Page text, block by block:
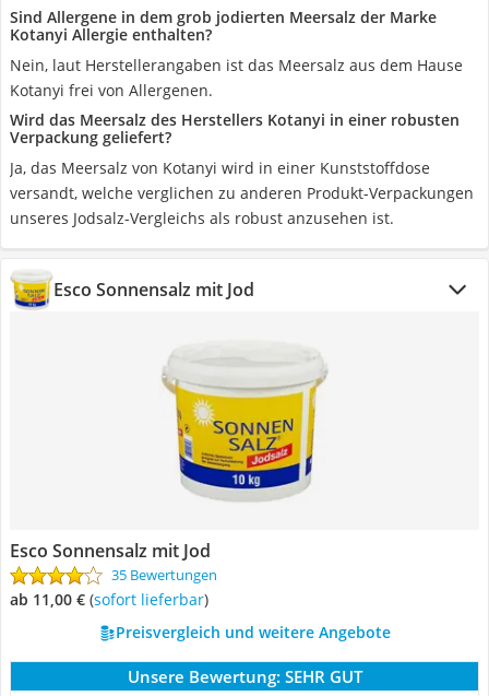
Sind Allergene in dem grob jodierten Meersalz der Marke
Kotanyi Allergie enthalten?
Nein, laut Herstellerangaben ist das Meersalz aus dem Hause
Kotanyi frei von Allergenen.
Wird das Meersalz des Herstellers Kotanyi in einer robusten
Verpackung geliefert?
Ja, das Meersalz von Kotanyi wird in einer Kunststoffdose
versandt, welche verglichen zu anderen Produkt-Verpackungen
unseres Jodsalz-Vergleichs als robust anzusehen ist.
Esco Sonnensalz mit Jod
Esco Sonnensalz mit Jod
35 Bewertungen
ab 11,00 € ( Sofort lieferbar)
Preisvergleich und weitere Angebote
Unsere Bewertung: SEHR GUT